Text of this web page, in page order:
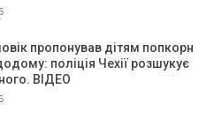
пропонував дітям попкорн
поліція Чехії розшукує
ВІДЕО